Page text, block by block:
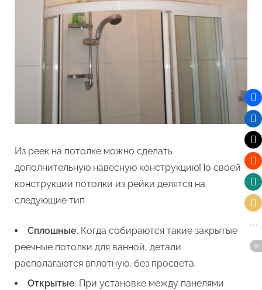
Из реек на потолке можно сделать
дополнительную навесную конструкциюПо своей
конструкции потолки из рейки делятся на
следующие тип
Сплошные. Когда собираются такие закрытые
реечные потолки для ванной, детали
располагаются вплотную, без просвета.
Открытые. При установке между панелями